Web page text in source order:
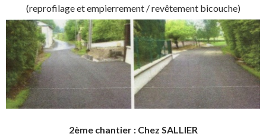
(reprofilage et empierrement / revêtement bicouche)
2ème chantier : Chez SALLIER